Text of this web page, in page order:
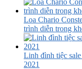
Loa Chario
trình diễn trong
Linh đình tiệc
2021